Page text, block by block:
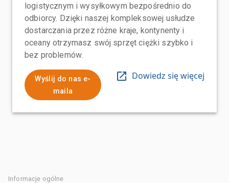
logistycznym i wysyłkowym bezpośrednio do
odbiorcy. Dzięki naszej kompleksowej usłudze
dostarczania przez różne kraje, kontynenty i
oceany otrzymasz swój sprzęt ciężki szybko i
bez problemów.
Wyślij do nas e-
maila
Dowiedz się więcej
Informacje ogólne